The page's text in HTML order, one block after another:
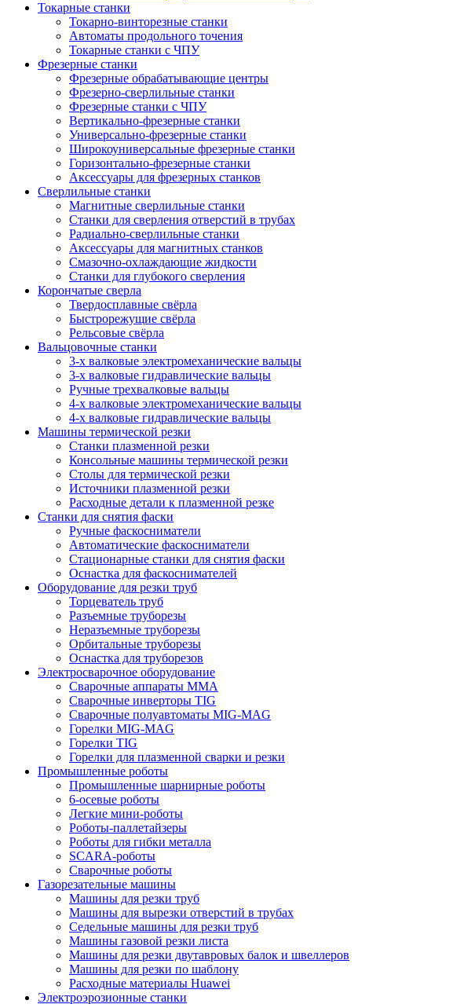
Токарные станки
Токарно-винторезные станки
Автоматы продольного точения
Токарные станки с ЧПУ
Фрезерные станки
Фрезерные обрабатывающие центры
Фрезерно-сверлильные станки
Фрезерные станки с ЧПУ
Вертикально-фрезерные станки
Универсально-фрезерные станки
Широкоуниверсальные фрезерные станки
Горизонтально-фрезерные станки
Аксессуары для фрезерных станков
Сверлильные станки
Магнитные сверлильные станки
Станки для сверления отверстий в трубах
Радиально-сверлильные станки
Аксессуары для магнитных станков
Смазочно-охлаждающие жидкости
Станки для глубокого сверления
Корончатые сверла
Твердосплавные свёрла
Быстрорежущие свёрла
Рельсовые свёрла
Вальцовочные станки
3-х валковые электромеханические вальцы
3-х валковые гидравлические вальцы
Ручные трехвалковые вальцы
4-х валковые электромеханические вальцы
4-х валковые гидравлические вальцы
Машины термической резки
Станки плазменной резки
Консольные машины термической резки
Столы для термической резки
Источники плазменной резки
Расходные детали к плазменной резке
Станки для снятия фаски
Ручные фаскосниматели
Автоматические фаскосниматели
Стационарные станки для снятия фаски
Оснастка для фаскоснимателей
Оборудование для резки труб
Торцеватель труб
Разъемные труборезы
Неразъемные труборезы
Орбитальные труборезы
Оснастка для труборезов
Электросварочное оборудование
Сварочные аппараты MMA
Сварочные инверторы TIG
Сварочные полуавтоматы MIG-MAG
Горелки MIG-MAG
Горелки TIG
Горелки для плазменной сварки и резки
Промышленные роботы
Промышленные шарнирные роботы
6-осевые роботы
Легкие мини-роботы
Роботы-паллетайзеры
Роботы для гибки металла
SCARA-роботы
Сварочные роботы
Газорезательные машины
Машины для резки труб
Машины для вырезки отверстий в трубах
Седельные машины для резки труб
Машины газовой резки листа
Машины для резки двутавровых балок и швеллеров
Машины для резки по шаблону
Расходные материалы Huawei
Электроэрозионные станки